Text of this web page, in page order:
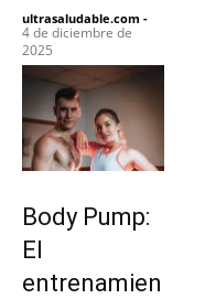
ultrasaludable.com -
4 de diciembre de
2025
Body Pump:
El
entrenamien